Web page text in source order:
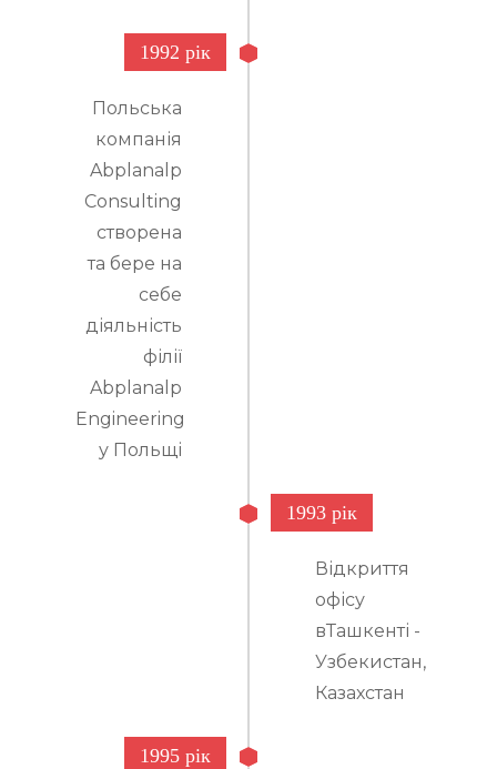
1992 рік
Польська
компанія
Abplanalp
Consulting
створена
та бере на
себе
діяльність
філії
Abplanalp
Engineering
у Польщі
1993 рік
Відкриття
офісу
вТашкенті -
Узбекистан,
Казахстан
1995 рік